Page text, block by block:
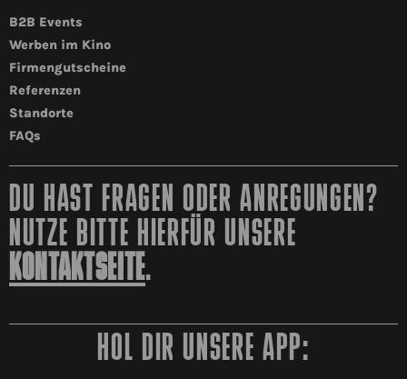
B2B Events
Werben im Kino
Firmengutscheine
Referenzen
Standorte
FAQs
DU HAST FRAGEN ODER ANREGUNGEN?
NUTZE BITTE HIERFÜR UNSERE
KONTAKTSEITE.
HOL DIR UNSERE APP: